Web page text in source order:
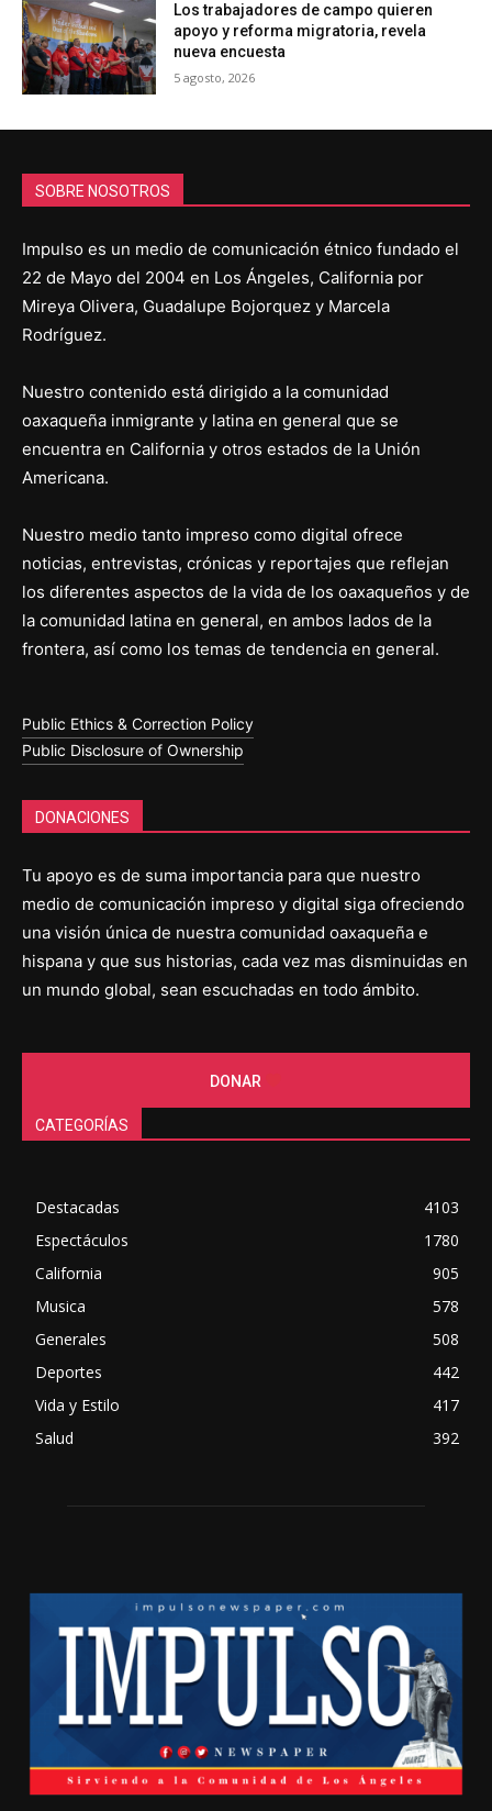
Los trabajadores de campo quieren
apoyo y reforma migratoria, revela
nueva encuesta
5 agosto, 2026
SOBRE NOSOTROS
Impulso es un medio de comunicación étnico fundado el
22 de Mayo del 2004 en Los Ángeles, California por
Mireya Olivera, Guadalupe Bojorquez y Marcela
Rodríguez.
Nuestro contenido está dirigido a la comunidad
oaxaqueña inmigrante y latina en general que se
encuentra en California y otros estados de la Unión
Americana.
Nuestro medio tanto impreso como digital ofrece
noticias, entrevistas, crónicas y reportajes que reflejan
los diferentes aspectos de la vida de los oaxaqueños y de
la comunidad latina en general, en ambos lados de la
frontera, así como los temas de tendencia en general.
Public Ethics & Correction Policy
Public Disclosure of Ownership
DONACIONES
Tu apoyo es de suma importancia para que nuestro
medio de comunicación impreso y digital siga ofreciendo
una visión única de nuestra comunidad oaxaqueña e
hispana y que sus historias, cada vez mas disminuidas en
un mundo global, sean escuchadas en todo ámbito.
DONAR
CATEGORÍAS
Destacadas
4103
Espectáculos
1780
California
905
Musica
578
Generales
508
Deportes
442
Vida y Estilo
417
Salud
392